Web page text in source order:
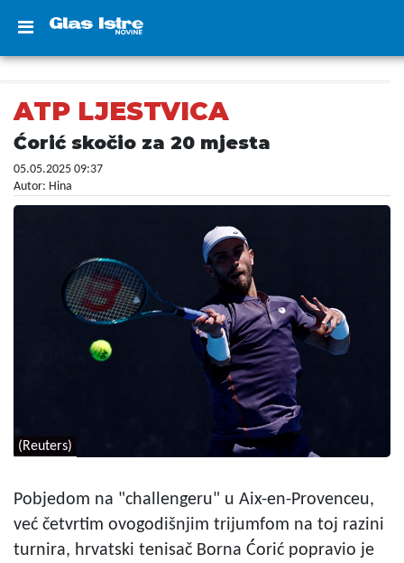
ATP LJESTVICA
Ćorić skočio za 20 mjesta
05.05.2025 09:37
Autor: Hina
(Reuters)
Pobjedom na "challengeru" u Aix-en-Provenceu,
već četvrtim ovogodišnjim trijumfom na toj razini
turnira, hrvatski tenisač Borna Ćorić popravio je